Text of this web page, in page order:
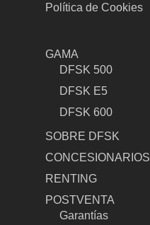
Política de Cookies
GAMA
DFSK 500
DFSK E5
DFSK 600
SOBRE DFSK
CONCESIONARIOS
RENTING
POSTVENTA
Garantías